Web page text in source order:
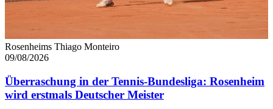
Rosenheims Thiago Monteiro
09/08/2026
Überraschung in der Tennis-Bundesliga: Rosenheim
wird erstmals Deutscher Meister